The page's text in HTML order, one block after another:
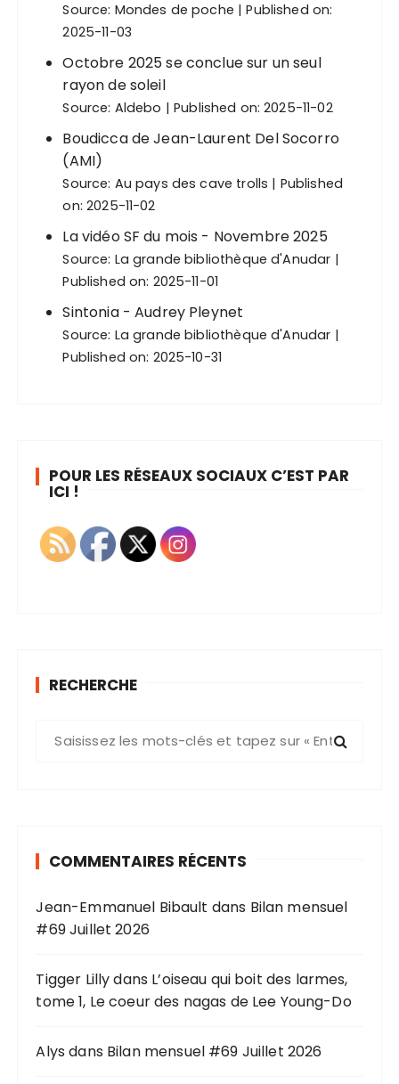
Source: Mondes de poche
Published on:
2025-11-03
Octobre 2025 se conclue sur un seul
rayon de soleil
Source: Aldebo Published on: 2025-11-02
Boudicca de Jean-Laurent Del Socorro
(AMI)
Source: Au pays des cave trolls
Published
on: 2025-11-02
La vidéo SF du mois - Novembre 2025
Source: La grande bibliothèque d'Anudar
Published on: 2025-11-01
Sintonia - Audrey Pleynet
Source: La grande bibliothèque d'Anudar
Published on: 2025-10-31
POUR LES RÉSEAUX SOCIAUX C’EST PAR
ICI !
RECHERCHE
e
p
u
r
COMMENTAIRES RÉCENTS
Jean-Emmanuel Bibault dans Bilan mensuel
#69 Juillet 2026
Tigger Lillydans L’oiseau qui boit des larmes,
tome 1, Le coeur des nagas de Lee Young-Do
Alys dans Bilan mensuel #69 Juillet 2026